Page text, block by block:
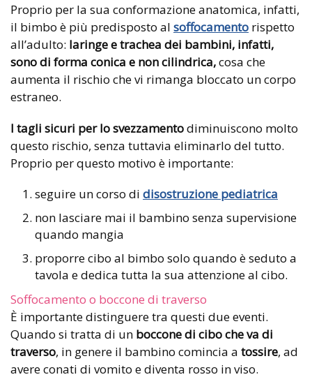
Proprio per la sua conformazione anatomica, infatti,
il bimbo è più predisposto al soffocamento rispetto
all’adulto: laringe e trachea dei bambini, infatti,
sono di forma conica e non cilindrica,cosa che
aumenta il rischio che vi rimanga bloccato un corpo
estraneo.
I tagli sicuri per lo svezzamentodiminuiscono molto
questo rischio, senza tuttavia eliminarlo del tutto.
Proprio per questo motivo è importante:
seguire un corso di disostruzione pediatrica
non lasciare mai il bambino senza supervisione
quando mangia
proporre cibo al bimbo solo quando è seduto a
tavola e dedica tutta la sua attenzione al cibo.
Soffocamento o boccone di traverso
È importante distinguere tra questi due eventi.
Quando si tratta di un boccone di cibo che va di
traverso, in genere il bambino comincia a tossire, ad
avere conati di vomito e diventa rosso in viso.